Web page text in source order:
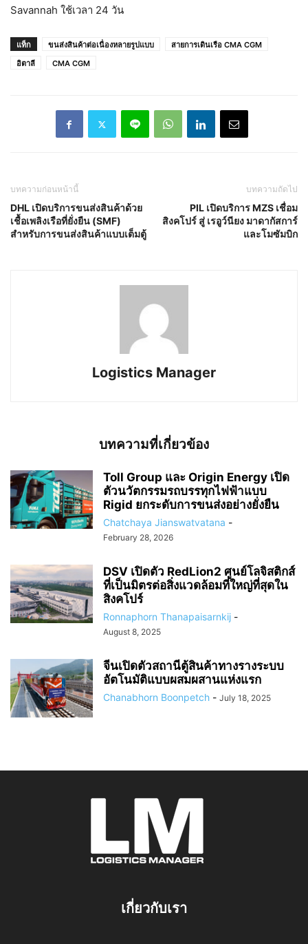
Savannah ใช้เวลา 24 วัน
แท็ก ขนส่งสินค้าต่อเนื่องหลายรูปแบบ
สายการเดินเรือ CMA CGM
อิตาลี
CMA CGM
บทความก่อนหน้านี้
DHL เปิดบริการขนส่งสินค้าด้วย
เชื้อเพลิงเรือที่ยั่งยืน (SMF)
สำหรับการขนส่งสินค้าแบบเต็มตู้
บทความถัดไป
PIL เปิดบริการ MZS เชื่อม
สิงคโปร์ สู่ เรอูว์นียง มาดากัสการ์
และโมซัมบิก
Logistics Manager
บทความที่เกี่ยวข้อง
Toll Group และ Origin Energy เปิด
ตัวนวัตกรรมรถบรรทุกไฟฟ้าแบบ
Rigid ยกระดับการขนส่งอย่างยั่งยืน
Chatchaya Jianswatvatana -
February 28, 2026
DSV เปิดตัว RedLion2 ศูนย์โลจิสติกส์
ที่เป็นมิตรต่อสิ่งแวดล้อมที่ใหญ่ที่สุดใน
สิงคโปร์
Ronnaphorn Thanapaisarnkij -
August 8, 2025
จีนเปิดตัวสถานีตู้สินค้าทางรางระบบ
อัตโนมัติแบบผสมผสานแห่งแรก
Chanabhorn Boonpetch - July 18, 2025
เกี่ยวกับเรา